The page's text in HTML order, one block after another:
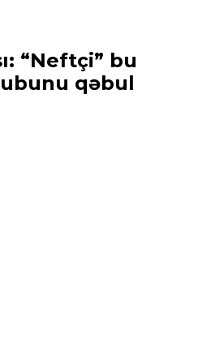
“Neftçi” bu
qəbul